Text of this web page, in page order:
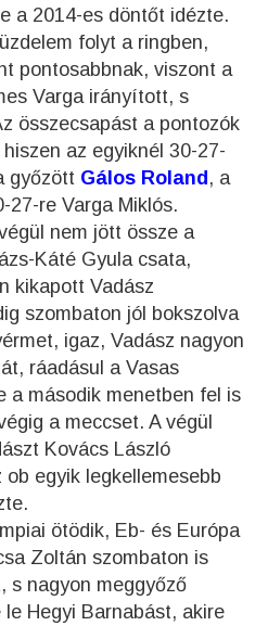
a 2014-es döntőt idézte.
folyt a ringben,
pontosabbnak, viszont a
Varga irányított, s
összecsapást a pontozók
az egyiknél 30-27-
győzött Gálos Roland, a
27-re Varga Miklós.
nem jött össze a
Káté Gyula csata,
kikapott Vadász
szombaton jól bokszolva
igaz, Vadász nagyon
ráadásul a Vasas
a második menetben fel is
a meccset. A végül
Kovács László
egyik legkellemesebb
ötödik, Eb- és Európa
Zoltán szombaton is
s nagyon meggyőző
Hegyi Barnabást, akire